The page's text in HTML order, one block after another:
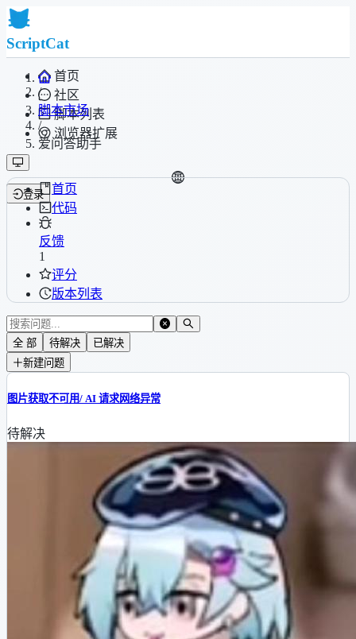
ScriptCat
首页
社区
脚本列表
浏览器扩展
登录
/
脚本市场
/
爱问答助手
首页
代码
反馈
1
评分
版本列表
全 部 待解决
已解决
新建问题
图片获取不可用/ AI 请求网络异常
待解决